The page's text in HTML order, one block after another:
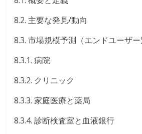
8.2. 主要な発見/動向
8.3. 市場規模予測（エンドユーザ
8.3.1. 病院
8.3.2. クリニック
8.3.3. 家庭医療と薬局
8.3.4. 診断検査室と血液銀行